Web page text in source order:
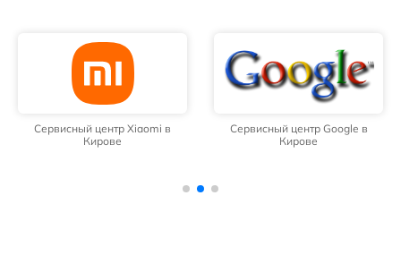
Сервисный центр Xiaomi в
Кирове
Сервисный центр Google в
Кирове